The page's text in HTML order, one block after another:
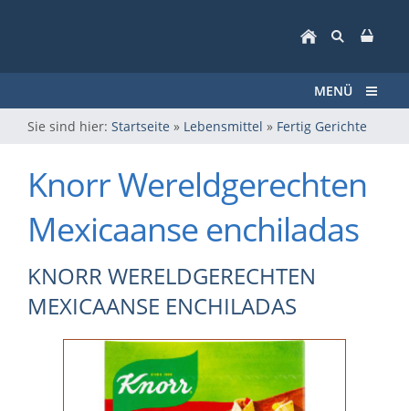
MENÜ
Sie sind hier: Startseite » Lebensmittel » Fertig Gerichte
Knorr Wereldgerechten
Mexicaanse enchiladas
KNORR WERELDGERECHTEN
MEXICAANSE ENCHILADAS